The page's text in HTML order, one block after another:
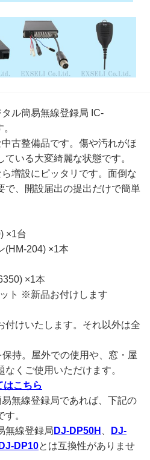
ル簡易無線登録局 IC-
古整備品です。傷や汚れがほ
いる大変綺麗な状態です。
増設にピッタリです。面倒な
で、開設届出の提出だけで簡単
×1台
(HM-204) ×1本
×1本
ト ※新品お付けします
けいたします。それ以外は全
持。屋外での使用や、窓・屋
くご使用いただけます。
こちら
無線登録局であれば、下記の
。
無線登録局 DJ-DP50H
DJ-
DJ-DP10とは互換性がありませ